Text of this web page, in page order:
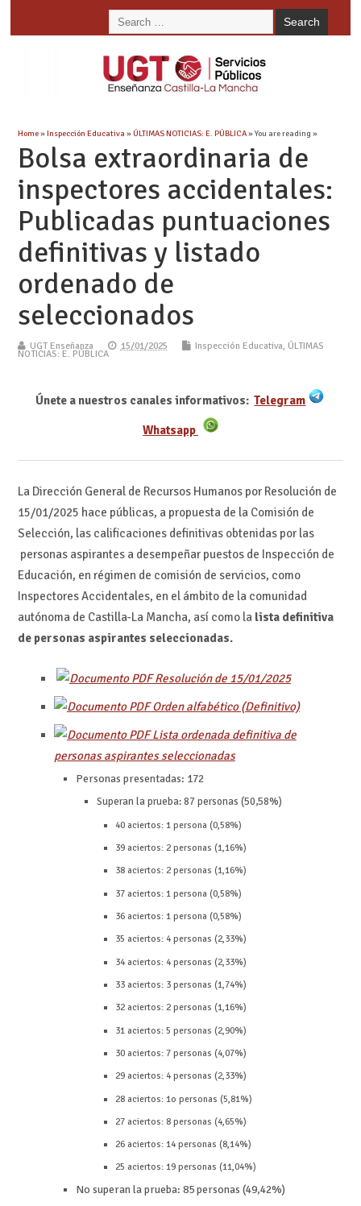
Home»Inspección Educativa »ÚLTIMAS NOTICIAS: E. PÚBLICA» You are reading »
Bolsa extraordinaria de
inspectores accidentales:
Publicadas puntuaciones
definitivas y listado
ordenado de
seleccionados
UGT Enseñanza 15/01/2025 Inspección Educativa, ÚLTIMAS
NOTICIAS: E. PÚBLICA
Únete a nuestros canales informativos: Telegram
Whatsapp
La Dirección General de Recursos Humanos por Resolución de
15/01/2025 hace públicas, a propuesta de la Comisión de
Selección, las calificaciones definitivas obtenidas por las
personas aspirantes a desempeñar puestos de Inspección de
Educación, en régimen de comisión de servicios, como
Inspectores Accidentales, en el ámbito de la comunidad
autónoma de Castilla-La Mancha, así como la lista definitiva
de personas aspirantes seleccionadas.
Resolución de 15/01/2025
Orden alfabético (Definitivo)
Lista ordenada definitiva de
personas aspirantes seleccionadas
Personas presentadas: 172
Superan la prueba: 87 personas (50,58%)
40 aciertos: 1 persona (0,58%)
39 aciertos: 2 personas (1,16%)
38 aciertos: 2 personas (1,16%)
37 aciertos: 1 persona (0,58%)
36 aciertos: 1 persona (0,58%)
35 aciertos: 4 personas (2,33%)
34 aciertos: 4 personas (2,33%)
33 aciertos: 3 personas (1,74%)
32 aciertos: 2 personas (1,16%)
31 aciertos: 5 personas (2,90%)
30 aciertos: 7 personas (4,07%)
29 aciertos: 4 personas (2,33%)
28 aciertos: 1o personas (5,81%)
27 aciertos: 8 personas (4,65%)
26 aciertos: 14 personas (8,14%)
25 aciertos: 19 personas (11,04%)
No superan la prueba: 85 personas (49,42%)